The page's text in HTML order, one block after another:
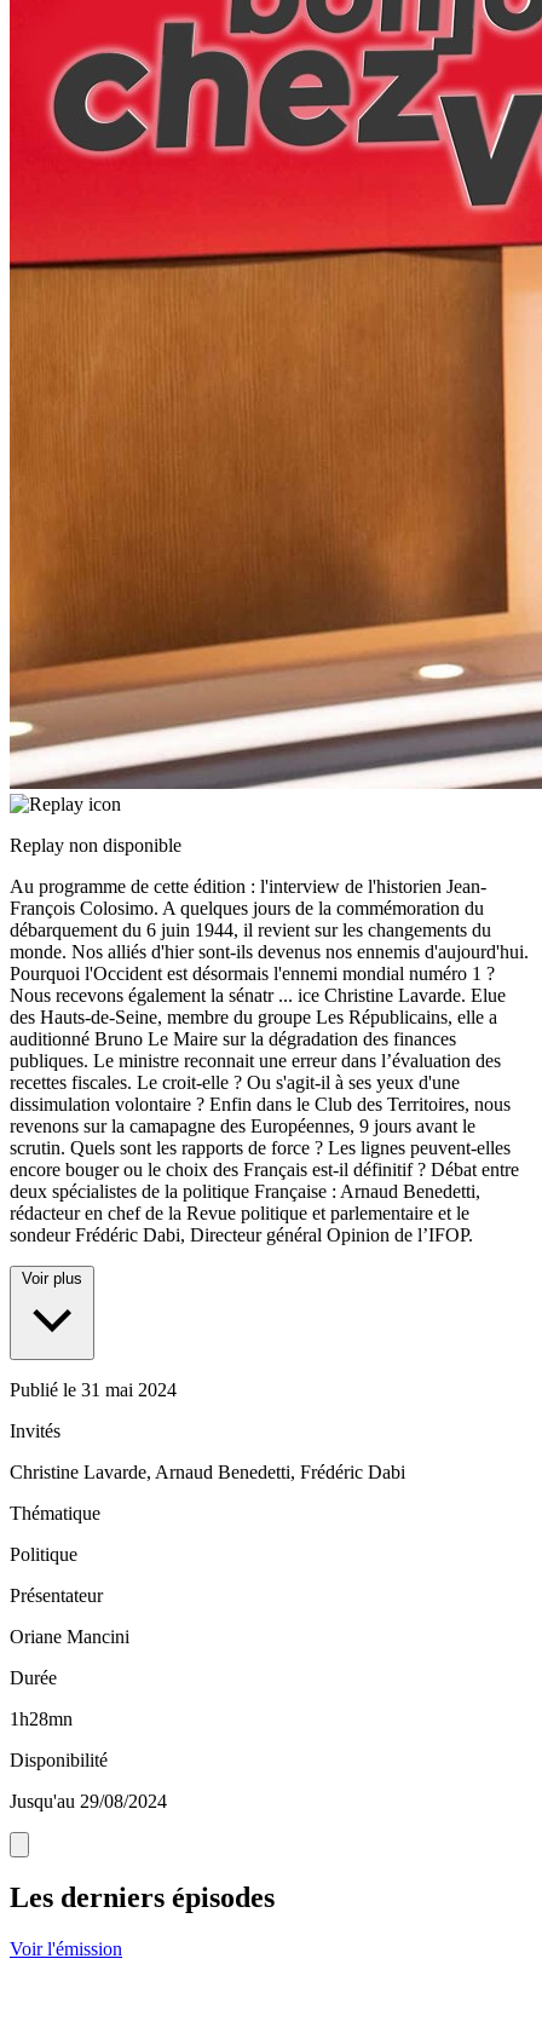
Replay non disponible
Au programme de cette édition : l'interview de l'historien Jean-
François Colosimo. A quelques jours de la commémoration du
débarquement du 6 juin 1944, il revient sur les changements du
monde. Nos alliés d'hier sont-ils devenus nos ennemis d'aujourd'hui.
Pourquoi l'Occident est désormais l'ennemi mondial numéro 1 ?
Nous recevons également la sénatr ... ice Christine Lavarde. Elue
des Hauts-de-Seine, membre du groupe Les Républicains, elle a
auditionné Bruno Le Maire sur la dégradation des finances
publiques. Le ministre reconnait une erreur dans l’évaluation des
recettes fiscales. Le croit-elle ? Ou s'agit-il à ses yeux d'une
dissimulation volontaire ? Enfin dans le Club des Territoires, nous
revenons sur la camapagne des Européennes, 9 jours avant le
scrutin. Quels sont les rapports de force ? Les lignes peuvent-elles
encore bouger ou le choix des Français est-il définitif ? Débat entre
deux spécialistes de la politique Française : Arnaud Benedetti,
rédacteur en chef de la Revue politique et parlementaire et le
sondeur Frédéric Dabi, Directeur général Opinion de l’IFOP.
Voir plus
Publié le 31 mai 2024
Invités
Christine Lavarde, Arnaud Benedetti, Frédéric Dabi
Thématique
Politique
Présentateur
Oriane Mancini
Durée
1h28mn
Disponibilité
Jusqu'au 29/08/2024
Les derniers épisodes
Voir l'émission